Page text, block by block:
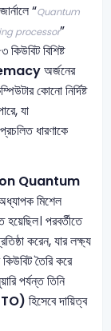
জার্নালে “Quantum
processor”
বিশিষ্ট
অর্জনের
কোনো নির্দিষ্ট
যা
ধারণাকে
Quantum
মিশেল
পরবর্তীতে
করেন, যার লক্ষ্য
তৈরি করে
পর্যন্ত তিনি
হিসেবে দায়িত্ব